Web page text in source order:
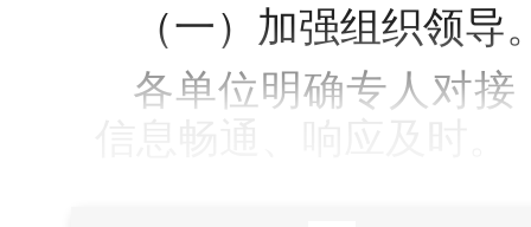
（一）加强组织领导
各单位明确专人对